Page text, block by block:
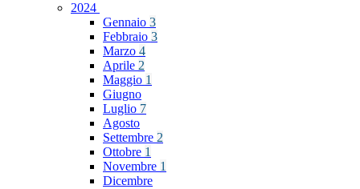
2024
Gennaio 3
Febbraio 3
Marzo 4
Aprile 2
Maggio 1
Giugno
Luglio 7
Agosto
Settembre 2
Ottobre 1
Novembre 1
Dicembre